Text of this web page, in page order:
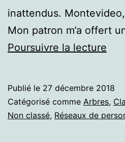
inattendus.
Mon patron m’a offert
Poursuivre la lecture
Publié le 27 décembre 2018
Catégorisé comme Arbres,
Non classé, Réseaux de